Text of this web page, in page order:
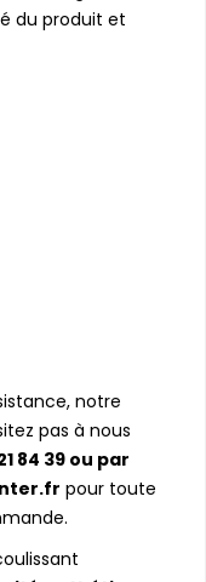
du produit et
notre
pas à nous
84 39 ou par
pour toute